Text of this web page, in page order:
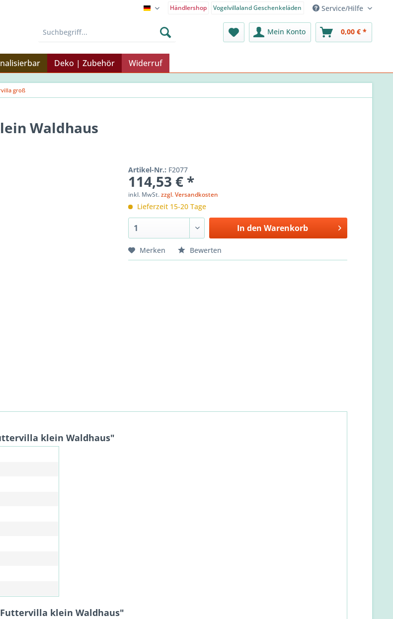
Endkunden-Shop - Deutsch
Händlershop Vogelvillaland Geschenkeläden Service/Hilfe
Mein Konto 0,00 € *
Deko | Zubehör Widerruf
groß
Waldhaus
Artikel-Nr.: F2077
114,53 € *
inkl. MwSt.zzgl. Versandkosten
Lieferzeit 15-20 Tage
In den Warenkorb
Merken Bewerten
klein Waldhaus"
klein Waldhaus"